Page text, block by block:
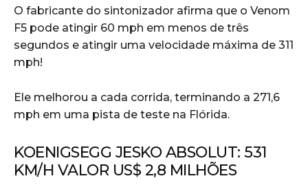
O fabricante do sintonizador afirma que o Venom
F5 pode atingir 60 mph em menos de três
segundos e atingir uma velocidade máxima de 311
mph!
Ele melhorou a cada corrida, terminando a 271,6
mph em uma pista de teste na Flórida.
KOENIGSEGG JESKO ABSOLUT: 531
KM/H VALOR US$ 2,8 MILHÕES